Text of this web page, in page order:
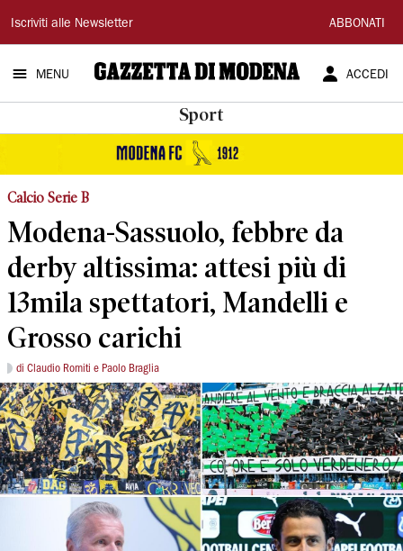
Gazzetta
di
Modena
Iscriviti alle Newsletter ABBONATI
MENU ACCEDI
Sport
Calcio Serie B
Modena-Sassuolo, febbre da
derby altissima: attesi più di
13mila spettatori, Mandelli e
Grosso carichi
di Claudio Romiti e Paolo Braglia